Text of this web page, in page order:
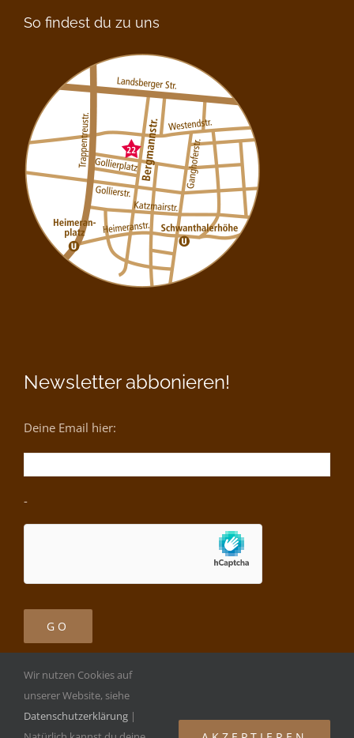
So findest du zu uns
Newsletter abbonieren!
Deine Email hier:
-
Copyright ©2026 | Performing Arts Studios |Impressum|
Wir nutzen Cookies auf
unserer Website, siehe
Datenschutzerklärung |